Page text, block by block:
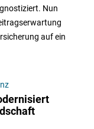
Nun
auf ein